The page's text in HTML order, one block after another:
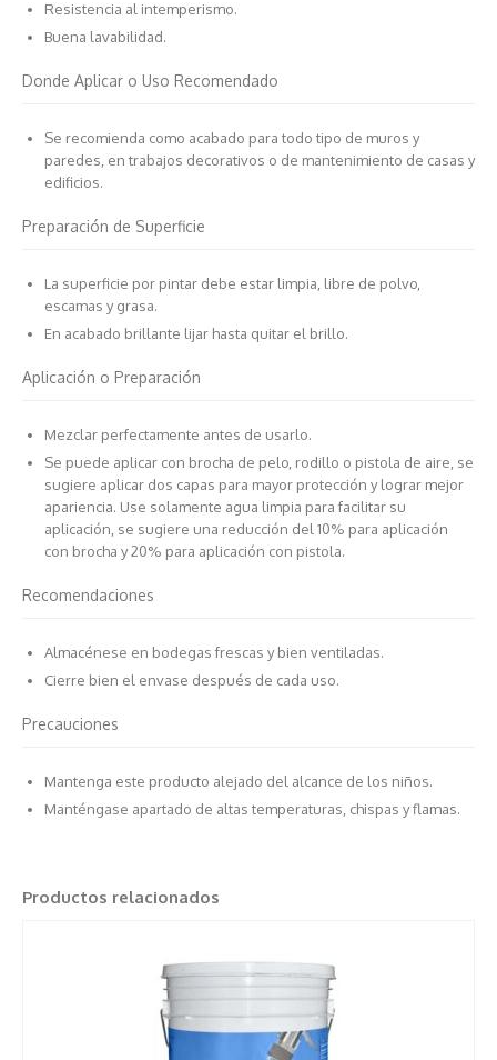
Resistencia al intemperismo.
Buena lavabilidad.
Donde Aplicar o Uso Recomendado
Se recomienda como acabado para todo tipo de muros y
paredes, en trabajos decorativos o de mantenimiento de casas y
edificios.
Preparación de Superficie
La superficie por pintar debe estar limpia, libre de polvo,
escamas y grasa.
En acabado brillante lijar hasta quitar el brillo.
Aplicación o Preparación
Mezclar perfectamente antes de usarlo.
Se puede aplicar con brocha de pelo, rodillo o pistola de aire, se
sugiere aplicar dos capas para mayor protección y lograr mejor
apariencia. Use solamente agua limpia para facilitar su
aplicación, se sugiere una reducción del 10% para aplicación
con brocha y 20% para aplicación con pistola.
Recomendaciones
Almacénese en bodegas frescas y bien ventiladas.
Cierre bien el envase después de cada uso.
Precauciones
Mantenga este producto alejado del alcance de los niños.
Manténgase apartado de altas temperaturas, chispas y flamas.
Productos relacionados